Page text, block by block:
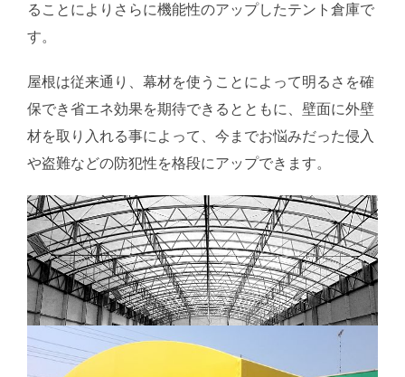
ることによりさらに機能性のアップしたテント倉庫で
す。
屋根は従来通り、幕材を使うことによって明るさを確
保でき省エネ効果を期待できるとともに、壁面に外壁
材を取り入れる事によって、今までお悩みだった侵入
や盗難などの防犯性を格段にアップできます。